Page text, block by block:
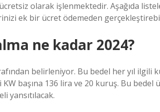
olarak işlenmektedir. Aşağıda
ek bir ücret ödemeden
ne kadar 2024?
belirleniyor. Bu bedel her yıl ilgili
KW başına 136 lira ve 20 kuruş. Bu
yansıtılacak.